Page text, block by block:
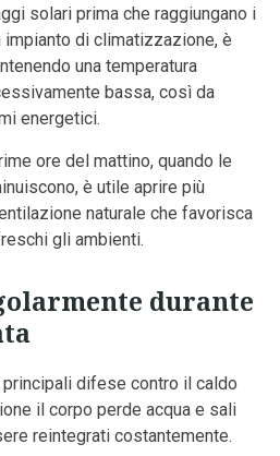
solari prima che raggiungano i
di climatizzazione, è
una temperatura
bassa, così da
energetici.
ore del mattino, quando le
è utile aprire più
naturale che favorisca
gli ambienti.
durante
principali difese contro il caldo
il corpo perde acqua e sali
reintegrati costantemente.